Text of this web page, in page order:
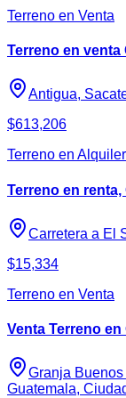
Terreno en Venta
Terreno en venta
Antigua,
$613,206
Terreno en Alquiler
Terreno en
Carretera a El
$15,334
Terreno en Venta
Venta Terreno
Granja
Guatemala,